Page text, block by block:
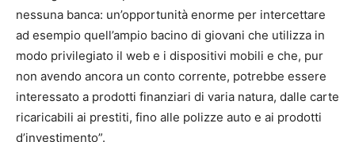
nessuna banca: un’opportunità enorme per intercettare
ad esempio quell’ampio bacino di giovani che utilizza in
modo privilegiato il web e i dispositivi mobili e che, pur
non avendo ancora un conto corrente, potrebbe essere
interessato a prodotti finanziari di varia natura, dalle carte
ricaricabili ai prestiti, fino alle polizze auto e ai prodotti
d’investimento”.